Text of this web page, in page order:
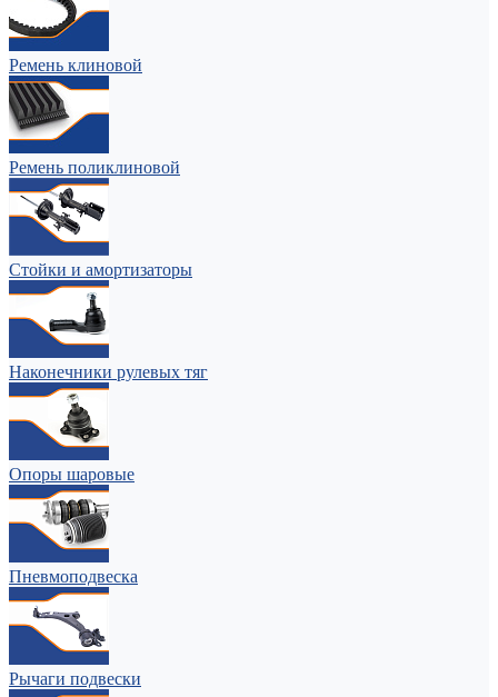
Ремень клиновой
Ремень поликлиновой
Стойки и амортизаторы
Наконечники рулевых тяг
Опоры шаровые
Пневмоподвеска
Рычаги подвески